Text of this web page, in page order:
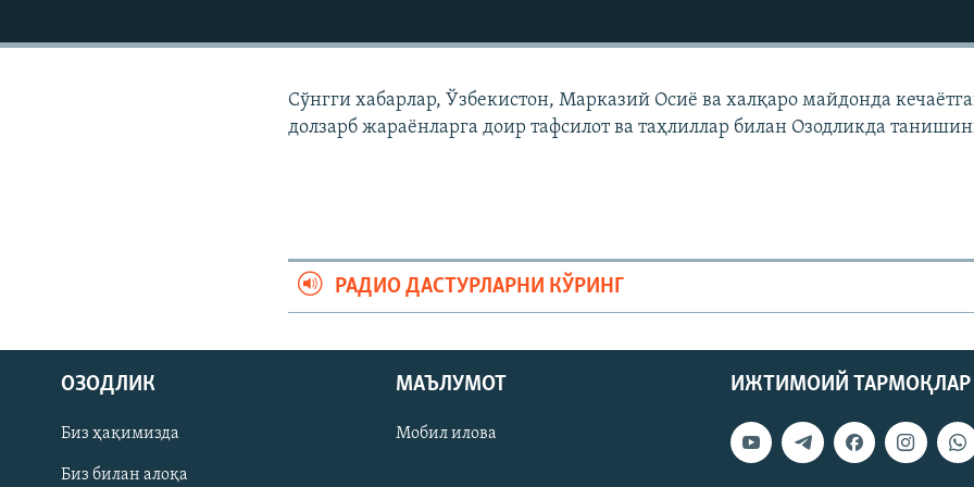
На русском
ИЖТИМОИЙ ТАРМОҚЛАР
Сўнгги хабарлар, Ўзбекистон, Марказий Осиë ва халқаро майдонда
долзарб жараëнларга доир тафсилот ва таҳлиллар билан Озодликда
РАДИО ДАСТУРЛАРНИ КЎРИНГ
ИЖТИМОИЙ ТАРМОҚЛАР
ОЗОДЛИК
Биз ҳақимизда
Биз билан алоқа
МАЪЛУМОТ
Мобил илова